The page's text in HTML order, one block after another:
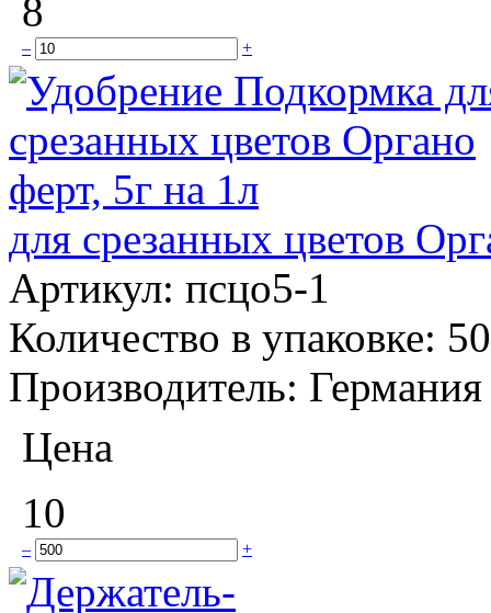
8
– +
для срезанных цветов
Артикул: псцо5-1
Количество в упаковке:
Производитель: Германия
Цена
10
– +